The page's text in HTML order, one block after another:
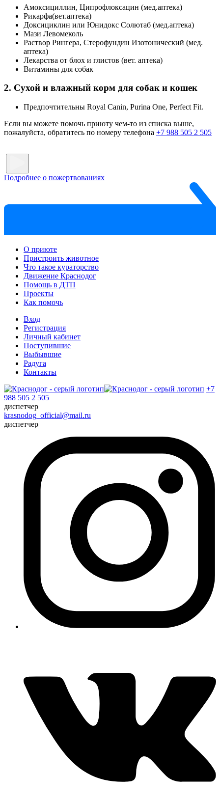
Амоксициллин, Ципрофлоксацин (мед.аптека)
Рикарфа(вет.аптека)
Доксициклин или Юнидокс Солютаб (мед.аптека)
Мази Левомеколь
Раствор Рингера, Стерофундин Изотонический (мед.
аптека)
Лекарства от блох и глистов (вет. аптека)
Витамины для собак
2. Сухой и влажный корм для собак и кошек
Предпочтительны Royal Canin, Purina One, Perfect Fit.
Если вы можете помочь приюту чем-то из списка выше,
пожалуйста, обратитесь по номеру телефона +7 988 505 2 505
Подробнее о пожертвованиях
О приюте
Пристроить животное
Что такое кураторство
Движение Краснодог
Помощь в ДТП
Проекты
Как помочь
Вход
Регистрация
Личный кабинет
Поступившие
Выбывшие
Радуга
Контакты
+7
988 505 2 505
диспетчер
krasnodog_official@mail.ru
диспетчер